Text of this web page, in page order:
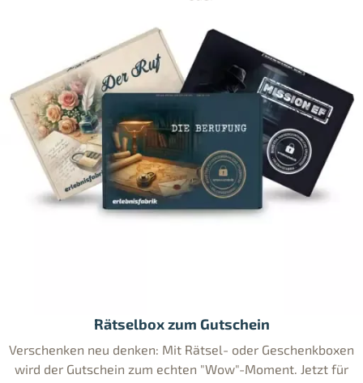
Rätselbox zum Gutschein
Verschenken neu denken: Mit Rätsel- oder Geschenkboxen
wird der Gutschein zum echten "Wow"-Moment. Jetzt für